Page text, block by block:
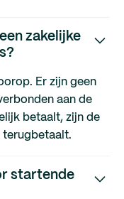
zakelijke
Er zijn geen
aan de
betaalt, zijn de
terugbetaalt.
startende